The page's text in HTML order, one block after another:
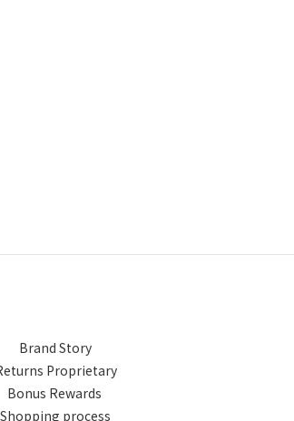
Brand Story
Proprietary
Bonus Rewards
Shopping process